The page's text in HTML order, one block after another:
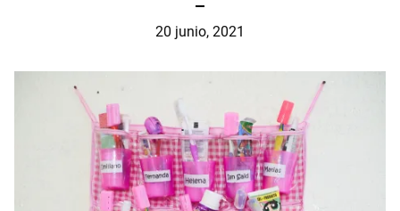
20 junio, 2021